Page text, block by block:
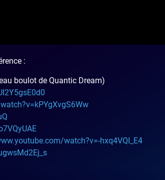
:
boulot de Quantic Dream)
watch?v=-hxq4VQI_E4